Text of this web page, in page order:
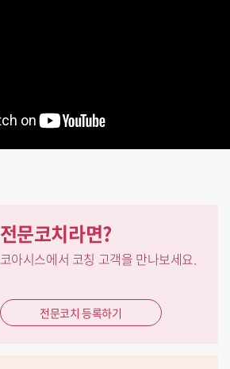
전문코치라면?
코아시스에서 코칭 고객을 만나보세요.
전문코치 등록하기